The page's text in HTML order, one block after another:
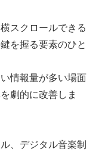
スクロールできる
を握る要素のひと
情報量が多い場面
劇的に改善しま
、デジタル音楽制